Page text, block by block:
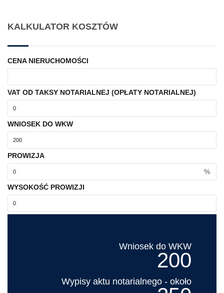
KALKULATOR KOSZTÓW
CENA NIERUCHOMOŚCI
VAT OD TAKSY NOTARIALNEJ (OPŁATY NOTARIALNEJ)
WNIOSEK DO WKW
PROWIZJA
%
WYSOKOŚĆ PROWIZJI
Wniosek do WKW
200
Wypisy aktu notarialnego - około